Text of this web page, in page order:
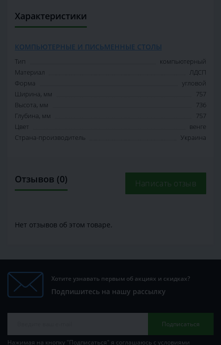
Характеристики
КОМПЬЮТЕРНЫЕ И ПИСЬМЕННЫЕ СТОЛЫ
Тип
компьютерный
Материал
ЛДСП
Форма
угловой
Ширина, мм
757
Высота, мм
736
Глубина, мм
757
Цвет
венге
Страна-производитель
Украина
Отзывов (0) Написать отзыв
Нет отзывов об этом товаре.
Хотите узнавать первым об акциях и скидках?
Подпишитесь на нашу рассылку
Подписаться
Нажимая на кнопку "Подписаться" я соглашаюсь с условиями